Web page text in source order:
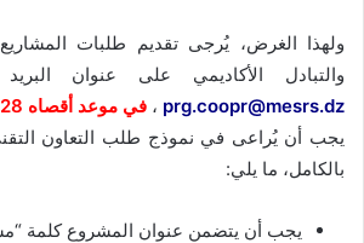
ولهذا الغرض، يُرجى تقديم طلبات
والتبادل الأكاديمي على عنوان البريد
prg.coopr@mesrs.dz ، في موعد أقصاه 28 جويلية 2025.
يجب أن يُراعى في نموذج طلب التعاون
بالكامل، ما يلي:
يجب أن يتضمن عنوان المشروع كلمة